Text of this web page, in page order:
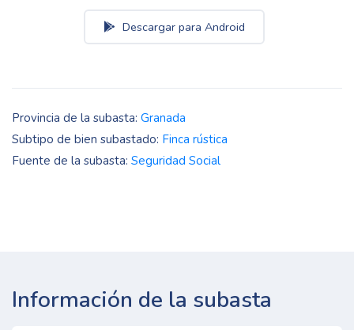
Descargar para Android
Provincia de la subasta: Granada
Subtipo de bien subastado: Finca rústica
Fuente de la subasta: Seguridad Social
Información de la subasta